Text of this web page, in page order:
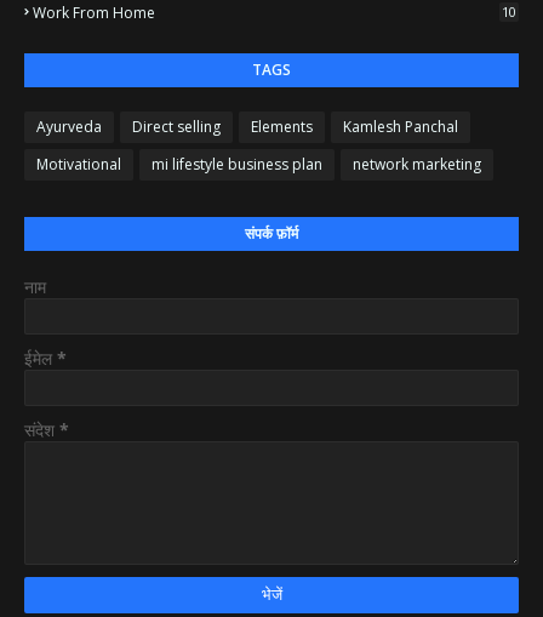
Work From Home 10
TAGS
Ayurveda Direct selling Elements
Kamlesh Panchal
Motivational
mi lifestyle business plan network marketing
संपर्क फ़ॉर्म
नाम
ईमेल *
संदेश *